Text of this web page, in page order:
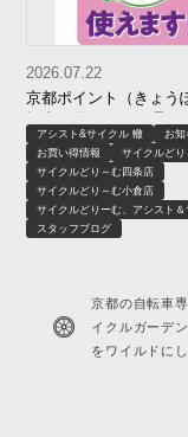
京都ポイント（きょう
転車が買える！修理・
トもOK｜サイクルど
シスト＆サイクル轍、
ガーデン
2026.07.22
アシスト&サイクル 轍
お知
お買い得情報
サイクルど
サイクルどり～む四条店
サイクルどり～む小倉店
サイクルどりーむ、アシスト
スタッフブログ
京都の自転車
イクルガーデン
をワイルドに